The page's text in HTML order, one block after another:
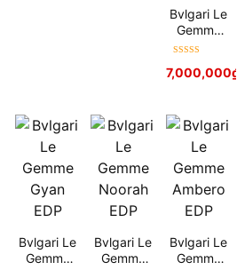
Bvlgari Le
Gemme
Yasep
hạng5sao
7,000,000₫
Bvlgari Le
Gemme
Bvlgari Le
Gemme
Bvlgari Le
Gemme